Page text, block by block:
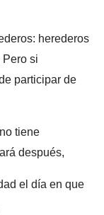
herederos
si
participar de
tiene
después,
el día en que